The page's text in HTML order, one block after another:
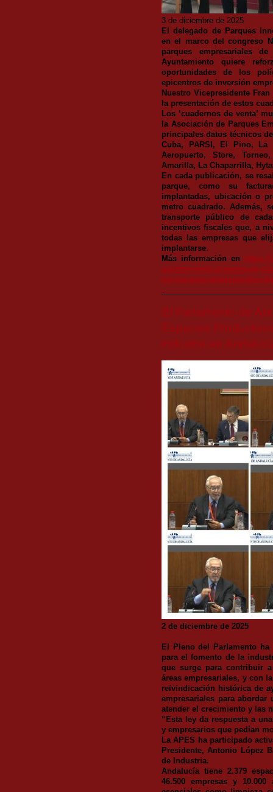
3 de diciembre de 2025
El delegado de Parques
en el marco del congreso
parques empresariales
Ayuntamiento quiere
oportunidades de los
epicentros de inversión
Nuestro Vicepresidente
la presentación de estos
Los ‘cuadernos de venta’
la Asociación de Parques
principales datos técnicos
Cuba, PARSI, El Pino, La
Aeropuerto, Store,
Amarilla, La Chaparrilla,
En cada publicación, se
parque, como su
implantadas, ubicación o
metro cuadrado. Además,
transporte público de
incentivos fiscales que, a
todas las empresas que
implantarse.
Más información en
ayuntamiento-presenta-en-
los-parques-empresariales-
El Parlamento de
Espacios
industria en
2 de diciembre de 2025
El Pleno del Parlamento
para el fomento de la
que surge para contribuir
áreas empresariales, y con
reivindicación histórica de
empresariales para
atender el crecimiento y las
“Esta ley da respuesta a
y empresarios que pedían
La APES ha participado
Presidente, Antonio López
de Industria.
Andalucía tiene 2.379
46.500 empresas y